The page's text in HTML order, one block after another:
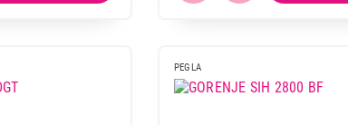
PEGLA